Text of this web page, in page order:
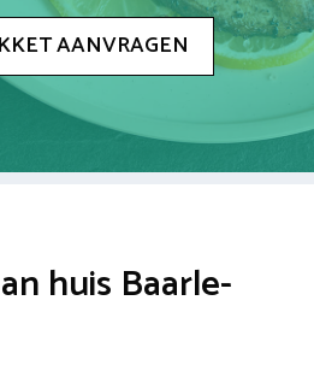
AANVRAGEN
huis Baarle-